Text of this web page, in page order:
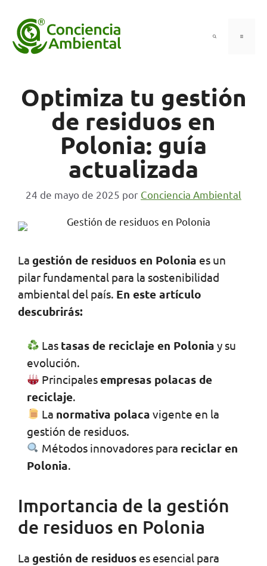
contenido
Menú
Optimiza tu gestión
de residuos en
Polonia: guía
actualizada
24 de mayo de 2025 por Conciencia Ambiental
La gestión de residuos en Polonia es un
pilar fundamental para la sostenibilidad
ambiental del país. En este artículo
descubrirás:
Las tasas de reciclaje en Polonia y su
evolución.
Principalesempresas polacas de
reciclaje.
La normativa polaca vigente en la
gestión de residuos.
Métodos innovadores para reciclar en
Polonia.
Importancia de la gestión
de residuos en Polonia
La gestión de residuos es esencial para